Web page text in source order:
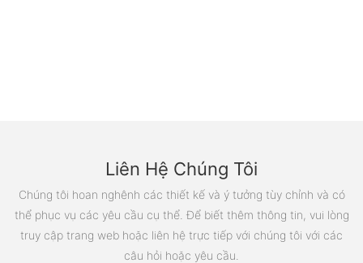
Liên Hệ Chúng Tôi
Chúng tôi hoan nghênh các thiết kế và ý tưởng tùy chỉnh và có
thể phục vụ các yêu cầu cụ thể. Để biết thêm thông tin, vui lòng
truy cập trang web hoặc liên hệ trực tiếp với chúng tôi với các
câu hỏi hoặc yêu cầu.